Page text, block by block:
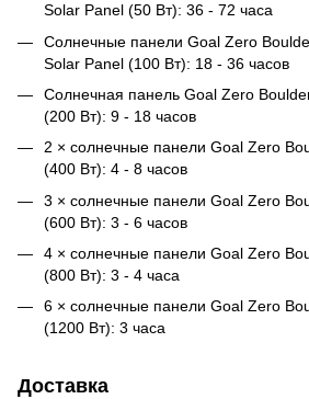
Solar Panel (50 Вт): 36 - 72 часа
Солнечные панели Goal Zero
Solar Panel (100 Вт): 18 - 36 часов
Солнечная панель Goal Zero
(200 Вт): 9 - 18 часов
2 × солнечные панели Goal Zero
(400 Вт): 4 - 8 часов
3 × солнечные панели Goal Zero
(600 Вт): 3 - 6 часов
4 × солнечные панели Goal Zero
(800 Вт): 3 - 4 часа
6 × солнечные панели Goal Zero
(1200 Вт): 3 часа
Доставка